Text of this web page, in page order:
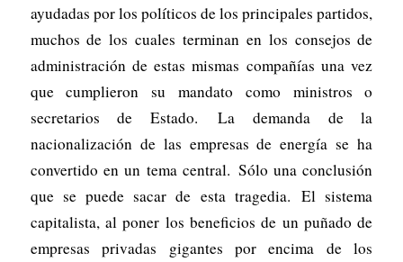
ayudadas por los políticos de los principales partidos,
muchos de los cuales terminan en los consejos de
administración de estas mismas compañías una vez
que cumplieron su mandato como ministros o
secretarios de Estado. La demanda de la
nacionalización de las empresas de energía se ha
convertido en un tema central. Sólo una conclusión
que se puede sacar de esta tragedia. El sistema
capitalista, al poner los beneficios de un puñado de
empresas privadas gigantes por encima de los